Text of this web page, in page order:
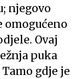
njegovo
omogućeno
Ovaj
puka
gdje je